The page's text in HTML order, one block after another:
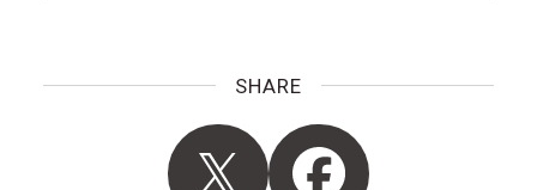
SHARE